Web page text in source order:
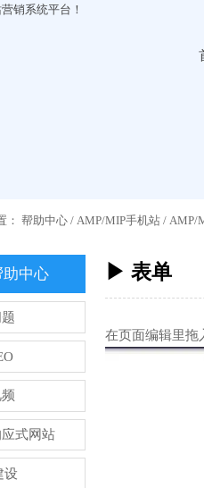
销系统平台！
： 帮助中心/ AMP/MIP手机站/ AMP/
助中心
式网站
设
▶ 表单
在页面编辑里拖